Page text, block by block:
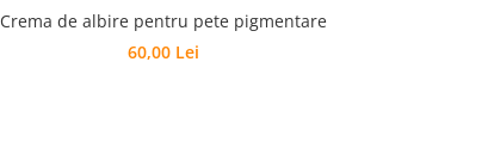
Crema de albire pentru pete pigmentare
60,00 Lei